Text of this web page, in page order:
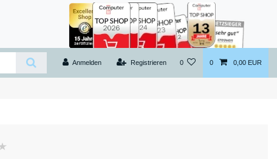
Anmelden Registrieren 0 0 0,00 EUR